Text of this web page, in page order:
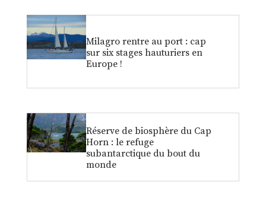
Milagro rentre au port : cap
sur six stages hauturiers en
Europe !
Réserve de biosphère du Cap
Horn : le refuge
subantarctique du bout du
monde